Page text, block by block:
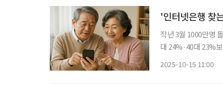
'인터넷은행 찾
작년 3월 1000만명
대 24%·40대 23%
2025-10-15 11:00